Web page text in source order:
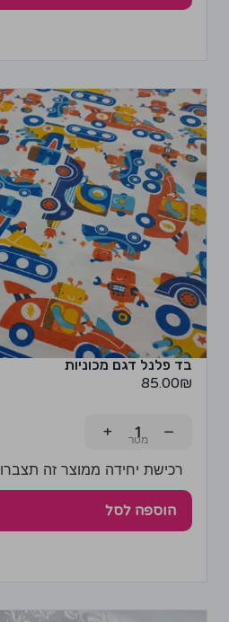
בד פלנל דגם מכוניות
85.00₪
−
+
רכישת יחידה ממוצר זה תצברו 4 נקודות!
הוספה לסל